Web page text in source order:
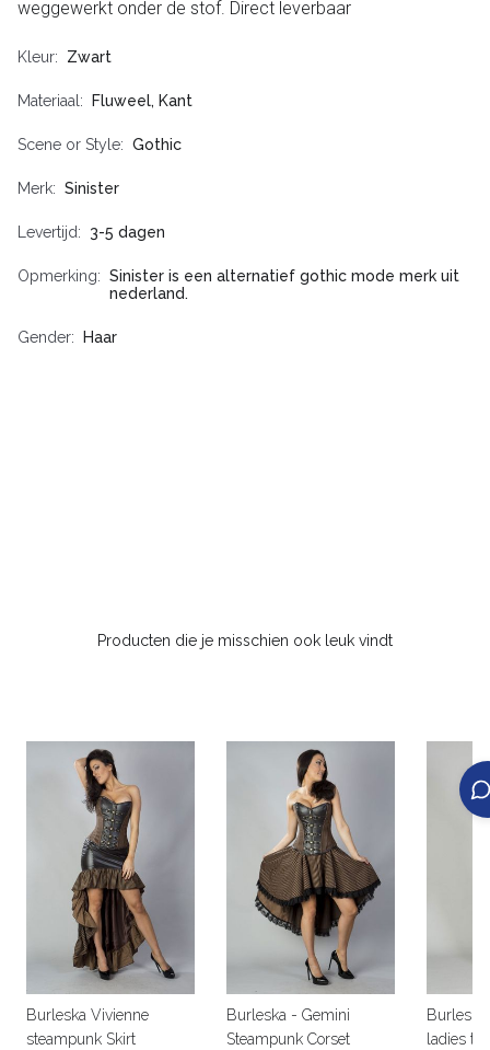
weggewerkt onder de stof. Direct leverbaar
Kleur Zwart
Materiaal Fluweel, Kant
Scene or Style Gothic
Merk Sinister
Levertijd 3-5 dagen
Opmerking
Sinister is een alternatief gothic mode merk uit
nederland.
Gender Haar
Producten die je misschien ook leuk vindt
Burleska Vivienne
steampunk Skirt
Burleska - Gemini
Steampunk Corset
ladies